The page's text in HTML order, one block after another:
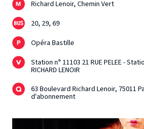
Richard Lenoir, Chemin Vert
20, 29, 69
Opéra Bastille
Station n° 11103 21 RUE PELEE -
RICHARD LENOIR
63 Boulevard Richard Lenoir, 75011
d'abonnement